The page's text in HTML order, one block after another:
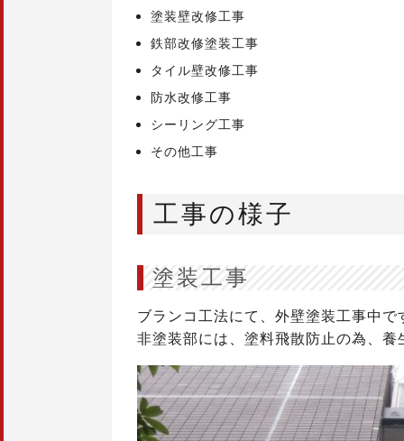
塗装壁改修工事
鉄部改修塗装工事
タイル壁改修工事
防水改修工事
シーリング工事
その他工事
工事の様子
塗装工事
ブランコ工法にて、外壁塗装工事中で
非塗装部には、塗料飛散防止の為、